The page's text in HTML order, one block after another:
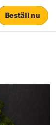
Beställ nu